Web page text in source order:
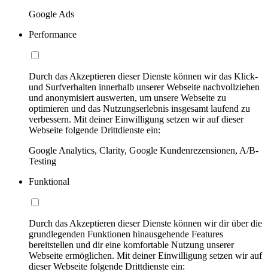
Google Ads
Performance
Durch das Akzeptieren dieser Dienste können wir das Klick-
und Surfverhalten innerhalb unserer Webseite nachvollziehen
und anonymisiert auswerten, um unsere Webseite zu
optimieren und das Nutzungserlebnis insgesamt laufend zu
verbessern. Mit deiner Einwilligung setzen wir auf dieser
Webseite folgende Drittdienste ein:
Google Analytics, Clarity, Google Kundenrezensionen, A/B-
Testing
Funktional
Durch das Akzeptieren dieser Dienste können wir dir über die
grundlegenden Funktionen hinausgehende Features
bereitstellen und dir eine komfortable Nutzung unserer
Webseite ermöglichen. Mit deiner Einwilligung setzen wir auf
dieser Webseite folgende Drittdienste ein: